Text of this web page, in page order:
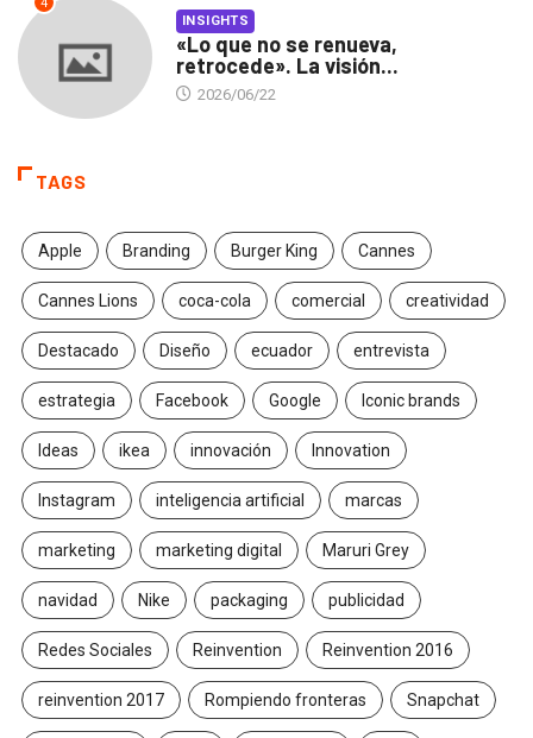
4
INSIGHTS
«Lo que no se renueva,
retrocede». La visión...
2026/06/22
TAGS
Apple Branding Burger King Cannes
Cannes Lions coca-cola comercial creatividad
Destacado Diseño ecuador entrevista
estrategia Facebook Google Iconic brands
Ideas ikea innovación Innovation
Instagram inteligencia artificial marcas
marketing marketing digital Maruri Grey
navidad Nike packaging publicidad
Redes Sociales Reinvention Reinvention 2016
reinvention 2017 Rompiendo fronteras Snapchat